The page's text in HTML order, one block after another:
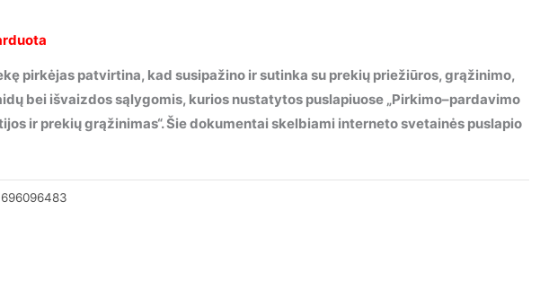
pirkėjas patvirtina, kad susipažino ir sutinka su prekių priežiūros, grąžinimo,
bei išvaizdos sąlygomis, kurios nustatytos puslapiuose „Pirkimo–pardavimo
ir prekių grąžinimas“. Šie dokumentai skelbiami interneto svetainės puslapio